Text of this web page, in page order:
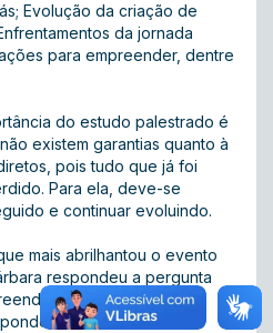
Evolução da criação de
da jornada
para empreender, dentre
do estudo palestrado é
existem garantias quanto à
pois tudo que já foi
Para ela, deve-se
e continuar evoluindo.
mais abrilhantou o evento
respondeu a pergunta
e Gênero: O
falando sobre suas